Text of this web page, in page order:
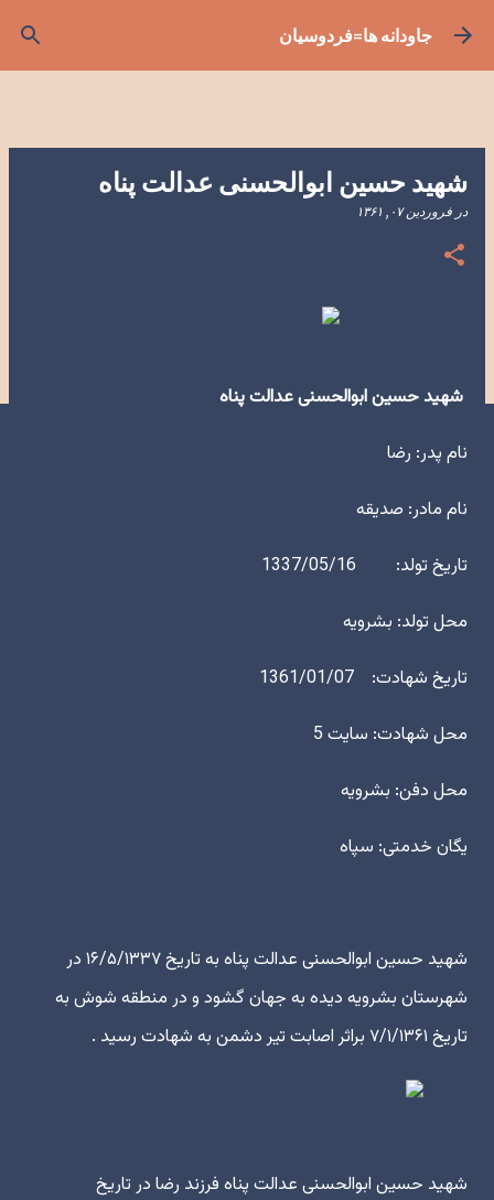
رد شدن به محتوای اصلیجاودانه ها=فردوسیان
شهید حسین ابوالحسنی عدالت پناه
در فروردین ۰۷, ۱۳۶۱
شهید حسین ابوالحسنی عدالت پناه
نام پدر: رضا
نام مادر: صدیقه
تاریخ تولد: 1337/05/16
محل تولد: بشرویه
تاریخ شهادت: 1361/01/07
محل شهادت: سایت 5
محل دفن: بشرویه
یگان خدمتی: سپاه
شهید حسین ابوالحسنی عدالت پناه به تاریخ ۱۶/۵/۱۳۳۷ در
شهرستان بشرویه دیده به جهان گشود و در منطقه شوش به
تاریخ ۷/۱/۱۳۶۱ براثر اصابت تیر دشمن به شهادت رسید .
شهید حسین ابوالحسنی عدالت پناه فرزند رضا در تاریخ